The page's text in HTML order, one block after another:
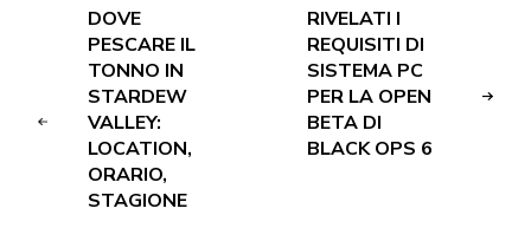
DOVE
PESCARE IL
TONNO IN
STARDEW
VALLEY:
LOCATION,
ORARIO,
STAGIONE
RIVELATI I
REQUISITI DI
SISTEMA PC
PER LA OPEN
BETA DI
BLACK OPS 6